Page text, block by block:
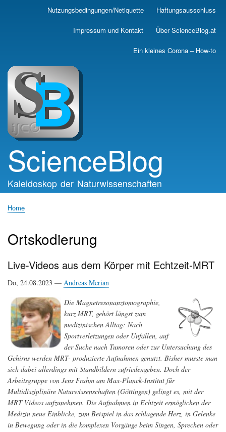
Skip
main
Nutzungsbedingungen/Netiquette Haftungsausschluss
Impressum und Kontakt Über ScienceBlog.at
Ein kleines Corona – How-to
ScienceBlog
Kaleidoskop der Naturwissenschaften
Home
Ortskodierung
Live-Videos aus dem Körper mit Echtzeit-MRT
Do, 24.08.2023 — Andreas Merian
Die Magnetresonanztomographie,
kurz MRT, gehört längst zum
medizinischen Alltag: Nach
Sportverletzungen oder Unfällen, auf
der Suche nach Tumoren oder zur Untersuchung des
Gehirns werden MRT- produzierte Aufnahmen genutzt. Bisher musste man
sich dabei allerdings mit Standbildern zufriedengeben. Doch der
Arbeitsgruppe von Jens Frahm am Max-Planck-Institut für
Multidisziplinäre Naturwissenschaften (Göttingen) gelingt es, mit der
MRT Videos aufzunehmen. Die Aufnahmen in Echtzeit ermöglichen der
Medizin neue Einblicke, zum Beispiel in das schlagende Herz, in Gelenke
in Bewegung oder in die komplexen Vorgänge beim Singen, Sprechen oder